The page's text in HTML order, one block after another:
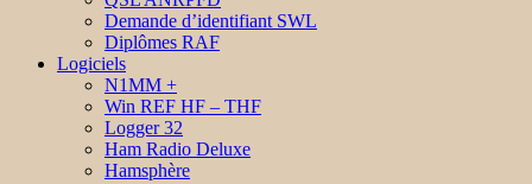
Demande d’identifiant SWL
Diplômes RAF
Logiciels
N1MM +
Win REF HF – THF
Logger 32
Ham Radio Deluxe
Hamsphère